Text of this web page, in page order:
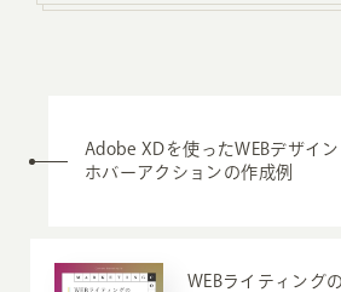
Adobe XDを使ったWEBデザイン
ホバーアクションの作成例
WEBライティング